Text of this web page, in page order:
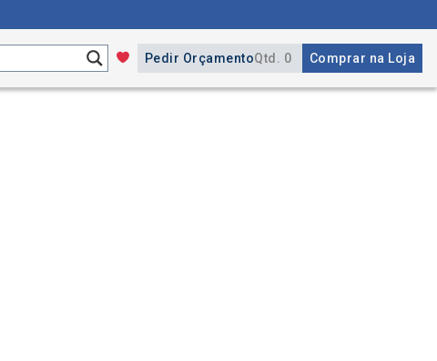
Pedir OrçamentoQtd. 0 Comprar na Loja